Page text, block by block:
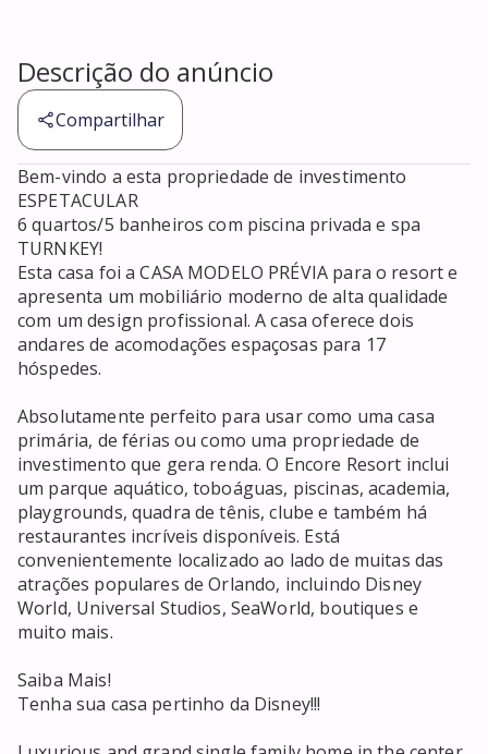
Descrição do anúncio
Compartilhar
Bem-vindo a esta propriedade de investimento
ESPETACULAR
6 quartos/5 banheiros com piscina privada e spa
TURNKEY!
Esta casa foi a CASA MODELO PRÉVIA para o resort e
apresenta um mobiliário moderno de alta qualidade
com um design profissional. A casa oferece dois
andares de acomodações espaçosas para 17
hóspedes.
Absolutamente perfeito para usar como uma casa
primária, de férias ou como uma propriedade de
investimento que gera renda. O Encore Resort inclui
um parque aquático, toboáguas, piscinas, academia,
playgrounds, quadra de tênis, clube e também há
restaurantes incríveis disponíveis. Está
convenientemente localizado ao lado de muitas das
atrações populares de Orlando, incluindo Disney
World, Universal Studios, SeaWorld, boutiques e
muito mais.
Saiba Mais!
Tenha sua casa pertinho da Disney!!!